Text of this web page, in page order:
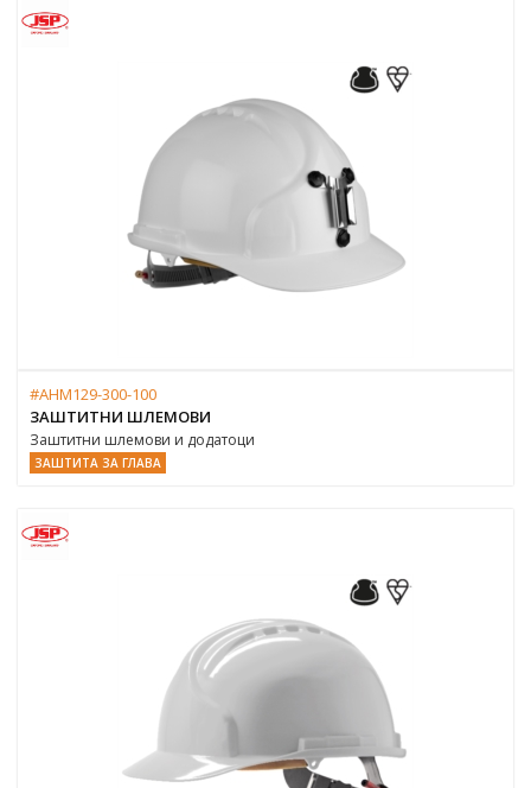
#AHM129-300-100
ЗАШТИТНИ ШЛЕМОВИ
Заштитни шлемови и додатоци
ЗАШТИТА ЗА ГЛАВА